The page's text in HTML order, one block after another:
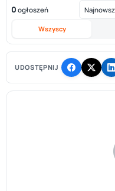
0 ogłoszeń
Wszyscy
UDOSTĘPNIJ